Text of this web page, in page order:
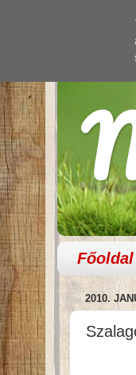
Főoldal
2010.